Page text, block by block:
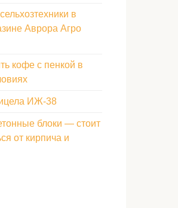
в
Аврора Агро
кофе с пенкой в
ИЖ‑38
блоки — стоит
от кирпича и